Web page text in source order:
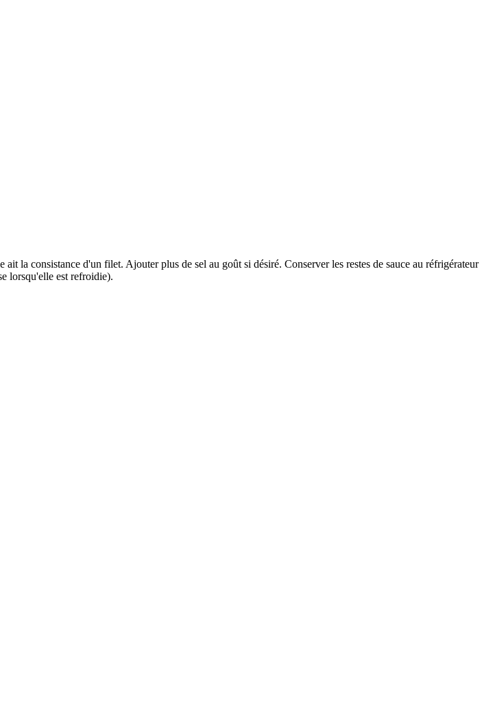
la consistance d'un filet. Ajouter plus de sel au goût si désiré. Conserver les restes de sauce au réfrigérateur
lorsqu'elle est refroidie).